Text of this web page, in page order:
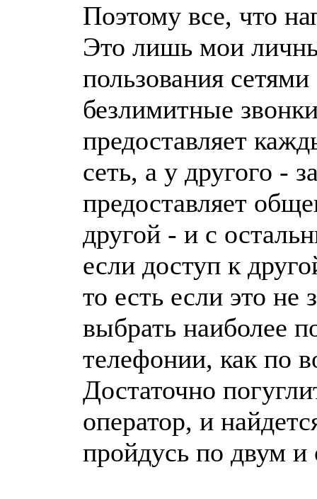
Поэтому все, что
Это лишь мои
пользования
безлимитные
предоставляет
сеть, а у другого -
предоставляет
другой - и с
если доступ к
то есть если это
выбрать наиболее
телефонии, как по
Достаточно
оператор, и
пройдусь по двум